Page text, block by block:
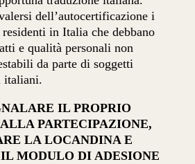
dell’autocertificazione i
in Italia che debbano
e qualità personali non
da parte di soggetti
italiani.
IL PROPRIO
PARTECIPAZIONE,
LA LOCANDINA E
MODULO DI ADESIONE